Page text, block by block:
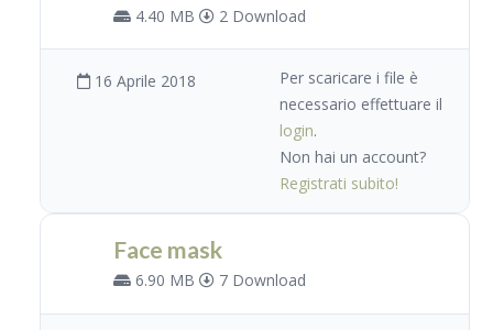
4.40 MB 2 Download
16 Aprile 2018
Per scaricare i file è
necessario effettuare il
login.
Non hai un account?
Registrati subito!
Face mask
6.90 MB 7 Download